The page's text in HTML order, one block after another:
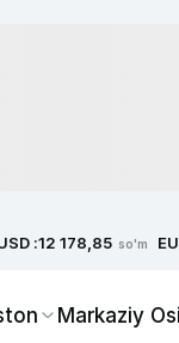
:12 178,85 so'm
Markaziy